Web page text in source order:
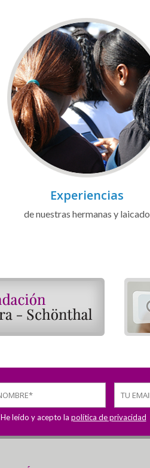
Experiencias
de nuestras hermanas y laicado
He leído y acepto la política de privacidad